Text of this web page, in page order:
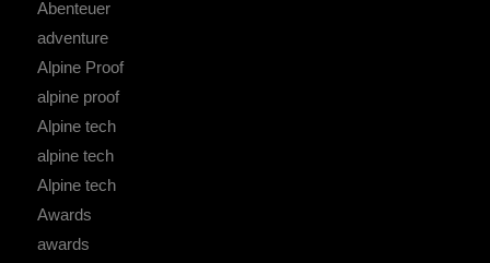
Abenteuer
adventure
Alpine Proof
alpine proof
Alpine tech
alpine tech
Alpine tech
Awards
awards